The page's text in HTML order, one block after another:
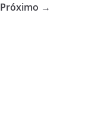
Próximo →